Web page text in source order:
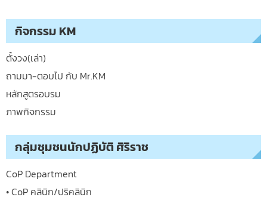
กิจกรรม KM
ตั้งวง(เล่า)
ถามมา-ตอบไป กับ Mr.KM
หลักสูตรอบรม
ภาพกิจกรรม
กลุ่มชุมชนนักปฏิบัติ ศิริราช
CoP Department
• CoP คลินิก/ปริคลินิก